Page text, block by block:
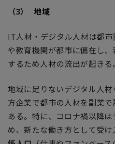
（3） 地域
IT人材・デジタル人材は都
や教育機関が都市に偏在し
するため人材の流出が起きる。
地域に足りないデジタル人
方企業で都市の人材を副業
ある。特に、コロナ禍以降
め、新たな働き方として受け